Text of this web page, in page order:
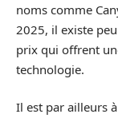
noms comme
2025, il existe
prix qui offrent
technologie.
Il est par ailleurs